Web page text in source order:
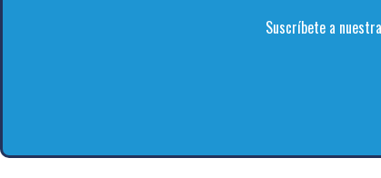
Suscríbete a